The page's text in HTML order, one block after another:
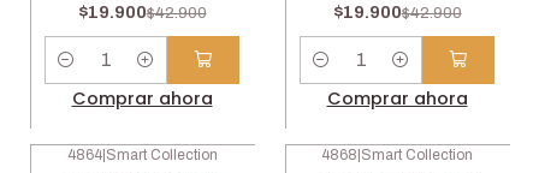
$19.900$42.900
Cantidad
Comprar ahora
$19.900$42.900
Cantidad
Comprar ahora
4864|Smart Collection 4868|Smart Collection